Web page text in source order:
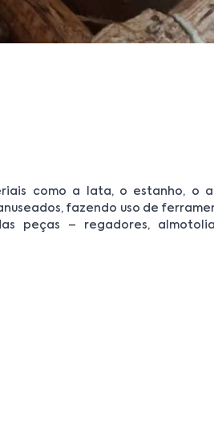
como a lata, o estanho, o
fazendo uso de
peças – regadores,